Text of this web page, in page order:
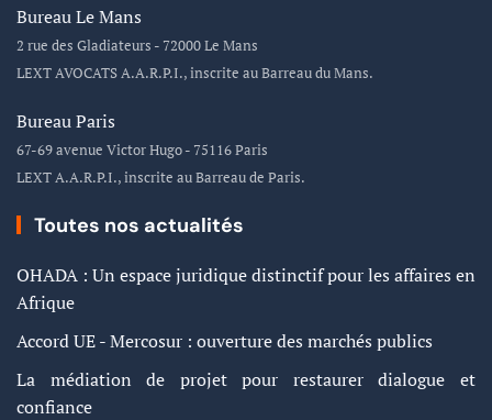
Bureau Le Mans
2 rue des Gladiateurs - 72000 Le Mans
LEXT AVOCATS A.A.R.P.I., inscrite au Barreau du Mans.
Bureau Paris
67-69 avenue Victor Hugo - 75116 Paris
LEXT A.A.R.P.I., inscrite au Barreau de Paris.
Toutes nos actualités
OHADA : Un espace juridique distinctif pour les affaires en
Afrique
Accord UE - Mercosur : ouverture des marchés publics
La médiation de projet pour restaurer dialogue et
confiance